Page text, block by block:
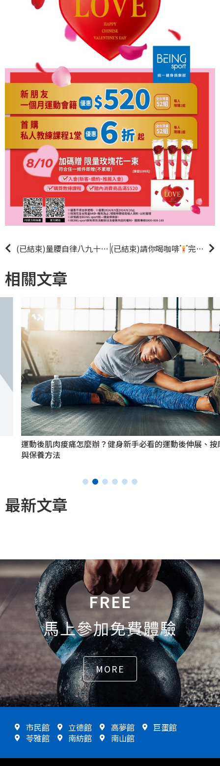
(已結束)量腰自律八九十 參加量腰活動，抽萬元大獎、
(已結束)請你喝咖啡 完成一堂私人教練課程，送星巴克中杯美式兌換券乙張 |教練優惠|
相關文章
運動後肌肉痠痛怎麼辦？健身新手必看的運動後伸展、按摩
與保養方法
最新文章
FREE
馬上參加免費體驗
MORE
市民館 立德館 高夢館
巨蛋館
苓雅館
南紡館 南山館